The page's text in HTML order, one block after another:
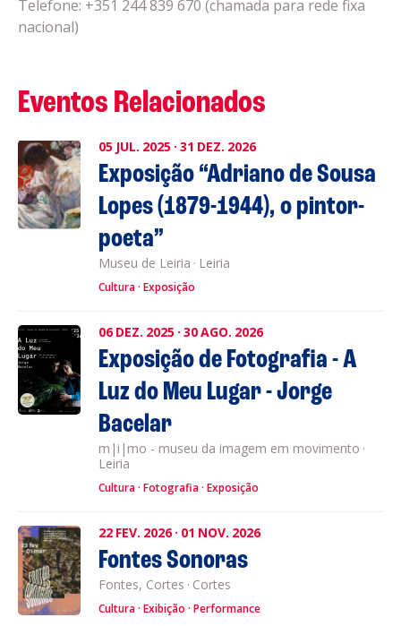
Telefone: +351 244 839 670 (chamada para rede fixa
nacional)
Eventos Relacionados
05 JUL. 2025 · 31 DEZ. 2026
Exposição “Adriano de Sousa
Lopes (1879-1944), o pintor-
poeta”
Museu de Leiria · Leiria
Cultura Exposição
06 DEZ. 2025 · 30AGO. 2026
Exposição de Fotografia - A
Luz do Meu Lugar - Jorge
Bacelar
m|i|mo - museu da imagem em movimento ·
Leiria
Cultura Fotografia Exposição
22 FEV. 2026 · 01 NOV. 2026
Fontes Sonoras
Fontes, Cortes · Cortes
Cultura Exibição Performance